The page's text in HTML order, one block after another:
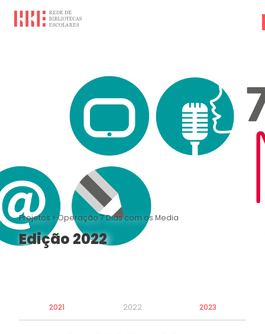
Projetos >Operação 7 Dias com os Media
Edição 2022
2021 2022 2023